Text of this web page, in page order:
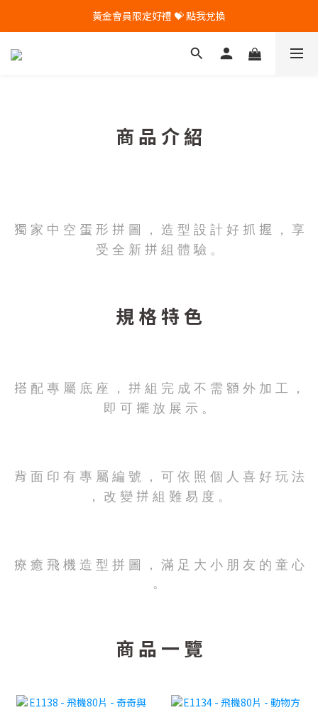
🎁 Pintoo送您專屬生日禮 🎁
黃金會員限定好禮 💝 點我兌換
🎁 Pintoo送您專屬生日禮 🎁
商 品 介 紹
獨 家 中 空 蛋 形 拼 圖 ， 造 型 設 計 好 抓 握 ， 享
受 全 新 拼 組 體 驗 。
規 格 特 色
搭 配 專 屬 底 座 ， 拼 組 完 成 不 需 額 外 加 工 ，
即 可 擺 放 展 示 。
背 面 印 有 專 屬 編 號 ， 可 依 照 個 人 喜 好 玩 法
， 改 變 拼 組 難 易 度 。
療 癒 飛 機 造 型 拼 圖 ， 滿 足 大 小 朋 友 的 童 心
。
商 品 一 覽